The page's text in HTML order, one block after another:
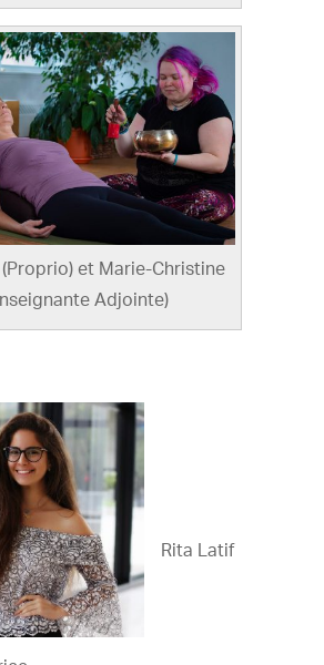
et Marie-Christine
Adjointe)
Rita Latif